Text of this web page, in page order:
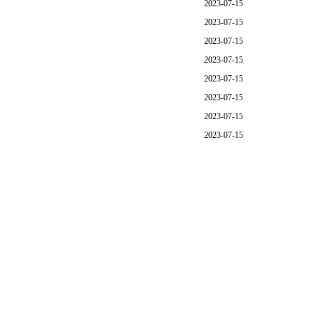
2023-07-15
2023-07-15
2023-07-15
2023-07-15
2023-07-15
2023-07-15
2023-07-15
2023-07-15